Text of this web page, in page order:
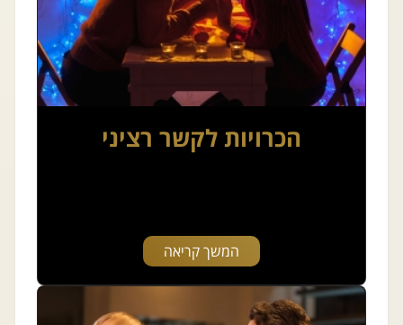
הכרויות לקשר רציני
המשך קריאה